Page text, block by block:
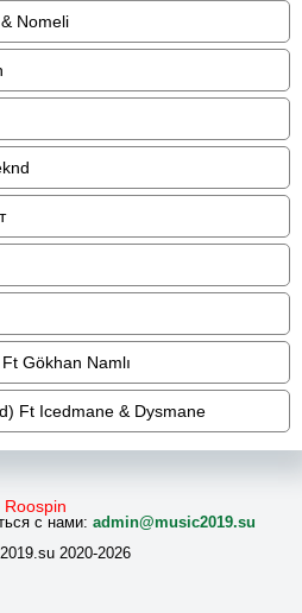
Nomeli
Gökhan Namlı
Ft Icedmane & Dysmane
Roospin
с нами: admin@music2019.su
2020-2026